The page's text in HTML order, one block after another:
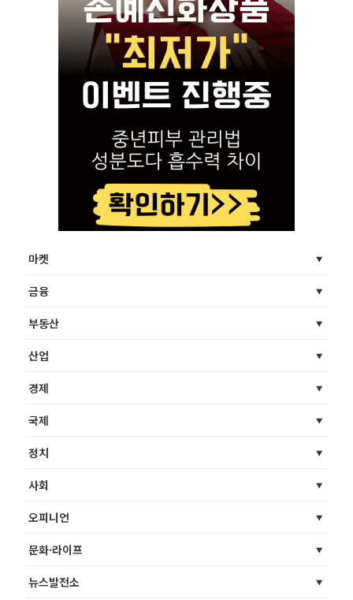
마켓
금융
부동산
산업
경제
국제
정치
사회
오피니언
문화·라이프
뉴스발전소